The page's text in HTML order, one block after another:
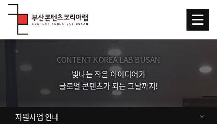
Skip Menu
CONTENT KOREA LAB BUSAN
빛나는 작은 아이디어가
글로벌 콘텐츠가 되는 그날까지!
지원사업 안내